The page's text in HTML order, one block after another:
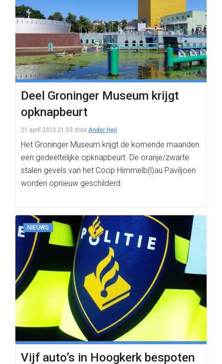
Deel Groninger Museum krijgt
opknapbeurt
21 april 2023 21:53 door Andor Heij
Het Groninger Museum krijgt de komende maanden
een gedeeltelijke opknapbeurt. De oranje/zwarte
stalen gevels van het Coop Himmelb(l)au Paviljoen
worden opnieuw geschilderd.
NIEUWS
Vijf auto’s in Hoogkerk bespoten